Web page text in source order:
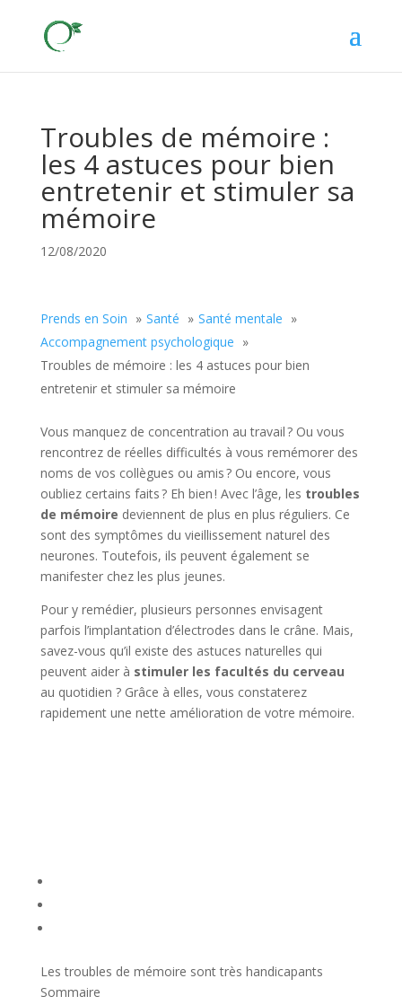
Troubles de mémoire :
les 4 astuces pour bien
entretenir et stimuler sa
mémoire
12/08/2020
Prends en Soin Santé
Santé mentale
Accompagnement psychologique
Troubles de mémoire : les 4 astuces pour bien
entretenir et stimuler sa mémoire
Vous manquez de concentration au travail ? Ou vous
rencontrez de réelles difficultés à vous remémorer des
noms de vos collègues ou amis ? Ou encore, vous
oubliez certains faits ? Eh bien ! Avec l’âge, les troubles
de mémoire deviennent de plus en plus réguliers. Ce
sont des symptômes du vieillissement naturel des
neurones. Toutefois, ils peuvent également se
manifester chez les plus jeunes.
Pour y remédier, plusieurs personnes envisagent
parfois l’implantation d’électrodes dans le crâne. Mais,
savez-vous qu’il existe des astuces naturelles qui
peuvent aider à stimuler les facultés du cerveau
au quotidien ? Grâce à elles, vous constaterez
rapidement une nette amélioration de votre mémoire.
Les troubles de mémoire sont très handicapants
Sommaire